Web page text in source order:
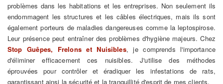
problèmes dans les habitations et les entreprises. Non seulement ils
endommagent les structures et les câbles électriques, mais ils sont
également porteurs de maladies dangereuses comme la leptospirose.
Leur présence peut entraîner des problèmes d'hygiène majeurs. Chez
Stop Guêpes, Frelons et Nuisibles, je comprends l'importance
d'éliminer efficacement ces nuisibles. J'utilise des méthodes
éprouvées pour contrôler et éradiquer les infestations de rats,
garantissant ainsi la sécurité et la tranquillité d'esprit de mes clients.